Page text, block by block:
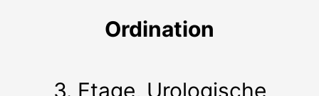
Ordination
3. Etage, Urologische